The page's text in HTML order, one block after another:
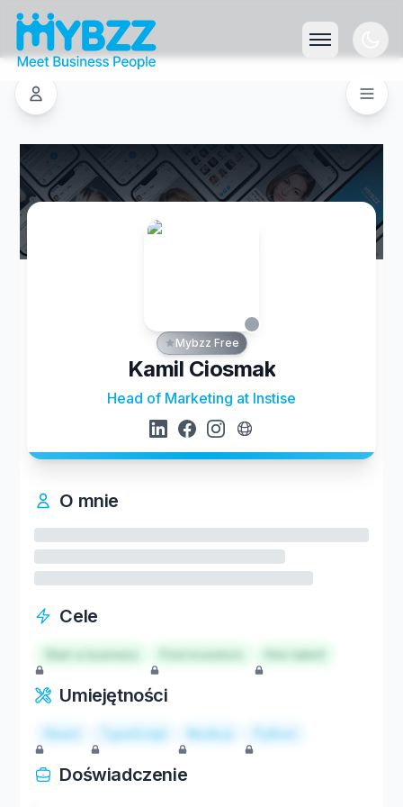
Mybzz Free
Kamil Ciosmak
Head of Marketing at Instise
O mnie
Cele
Start a business Hire talent
Umiejętności
React TypeScript Node.js Python
Doświadczenie